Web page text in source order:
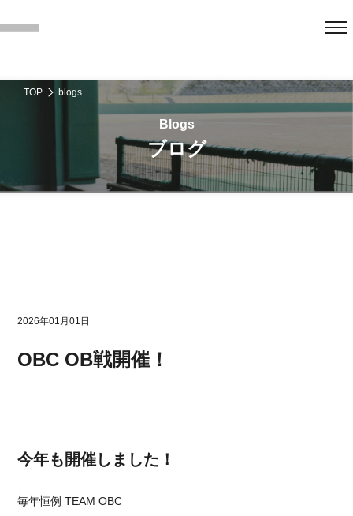
TOP blogs
ブログ
2026年01月01日
OBC OB戦開催！
今年も開催しました！
毎年恒例⁡ TEAM OBC